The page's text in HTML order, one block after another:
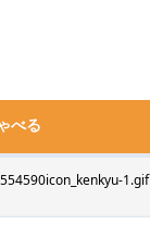
べる
1.gif